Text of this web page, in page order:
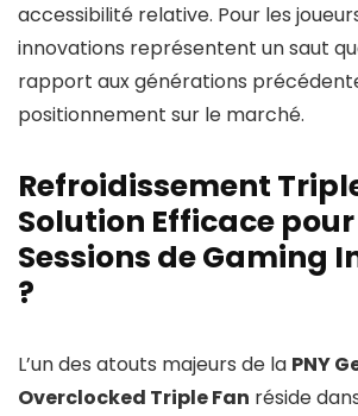
accessibilité relative. Pour les
innovations représentent un saut
rapport aux générations
positionnement sur le marché.
Refroidissement
Solution Efficace
Sessions de Gaming
?
L’un des atouts majeurs de la PNY
Overclocked Triple Fan réside